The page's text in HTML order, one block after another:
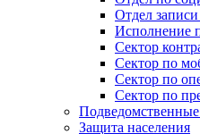
Отдел записи
Исполнение
Сектор
Сектор по
Сектор по
Сектор по
Защита населения